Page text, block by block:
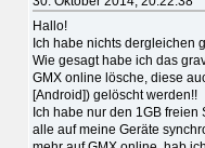
Hallo!
Ich habe nichts dergleichen
Wie gesagt habe ich das
GMX online lösche, diese
[Android]) gelöscht werden!!
Ich habe nur den 1GB
alle auf meine Geräte